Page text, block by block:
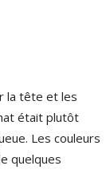
la tête et les
était plutôt
Les couleurs
quelques